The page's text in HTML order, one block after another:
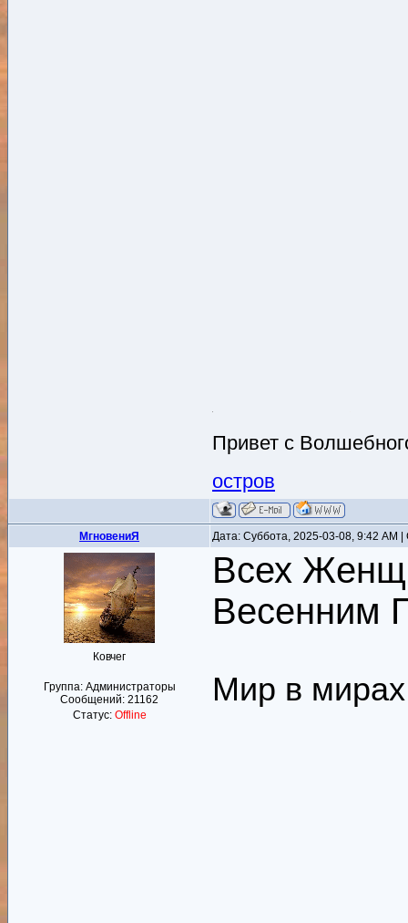
Привет с
остров
MгновениЯ Дата: Суббота, 2025-03-08, 9:42 AM
Ковчег
Группа: Администраторы
Сообщений: 21162
Статус: Offline
Всех
Весенним
Мир в мирах